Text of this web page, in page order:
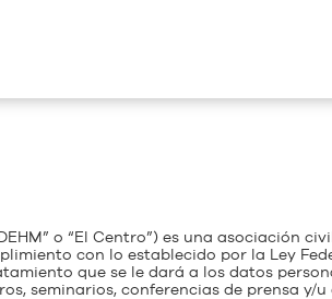
o “El Centro”) es una asociación
con lo establecido por la Ley
que se le dará a los datos
seminarios, conferencias de prensa